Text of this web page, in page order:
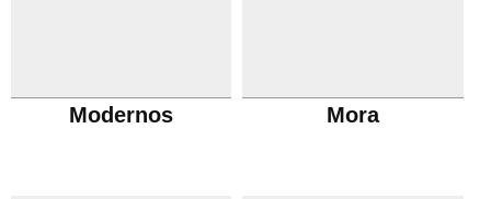
Modernos Mora